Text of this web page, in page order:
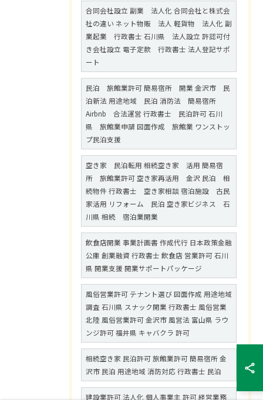
合同会社設立 副業 法人化 合同会社と株式会
社の違い ネット物販 法人 軽貨物 法人化 副
業起業 行政書士 石川県 法人設立 許認可付
き会社設立 電子定款 行政書士 法人登記サポ
ート
民泊 旅館業許可 簡易宿所 開業 金沢市 民
泊新法 用途地域 民泊 消防法 簡易宿所
Airbnb 合法運営 行政書士 民泊許可 石川
県 旅館業申請 図面作成 旅館業 ワンストッ
プ民泊支援
空き家 民泊転用 相続空き家 活用 簡易宿
所 旅館業許可 空き家再活用 金沢 民泊 相
続物件 行政書士 空き家相談 宿泊施設 古民
家活用 リフォーム 民泊 空き家ビジネス 石
川県 相続 宿泊業開業
飲食店開業 事業計画書 作成代行 日本政策金融
公庫 創業融資 行政書士 飲食店 営業許可 石川
県 開業支援 開業サポートパッケージ
風俗営業許可 テナント選び 図面作成 用途地域
調査 石川県 スナック開業 行政書士 風俗営業
北陸 風俗営業許可 金沢市 風営法 富山県 ラウ
ンジ許可 福井県 キャバクラ 許可
相続空き家 民泊許可 旅館業許可 簡易宿所 金
沢市 民泊 用途地域 消防対応 行政書士 民泊
建設業許可 法人化 個人事業主 許可 経営業務